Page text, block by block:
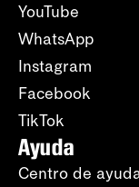
YouTube
WhatsApp
Instagram
Facebook
TikTok
Ayuda
Centro de